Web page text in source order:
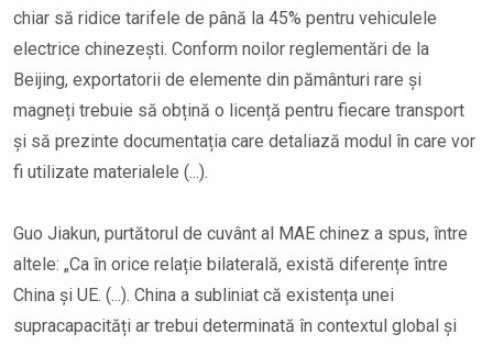
chiar să ridice tarifele de până la 45% pentru vehiculele
electrice chinezești. Conform noilor reglementări de la
Beijing, exportatorii de elemente din pământuri rare și
magneți trebuie să obțină o licență pentru fiecare transport
și să prezinte documentația care detaliază modul în care vor
fi utilizate materialele (...).
Guo Jiakun, purtătorul de cuvânt al MAE chinez a spus, între
altele: „Ca în orice relație bilaterală, există diferențe între
China și UE. (...). China a subliniat că existența unei
supracapacități ar trebui determinată în contextul global și